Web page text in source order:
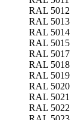
RAL 5012
RAL 5013
RAL 5014
RAL 5015
RAL 5017
RAL 5018
RAL 5019
RAL 5020
RAL 5021
RAL 5022